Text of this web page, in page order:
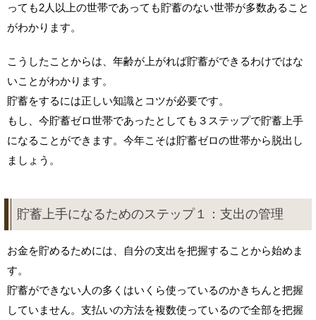
っても2人以上の世帯であっても貯蓄のない世帯が多数あること
がわかります。
こうしたことからは、年齢が上がれば貯蓄ができるわけではな
いことがわかります。
貯蓄をするには正しい知識とコツが必要です。
もし、今貯蓄ゼロ世帯であったとしても３ステップで貯蓄上手
になることができます。今年こそは貯蓄ゼロの世帯から脱出し
ましょう。
貯蓄上手になるためのステップ１：支出の管理
お金を貯めるためには、自分の支出を把握することから始めま
す。
貯蓄ができない人の多くはいくら使っているのかきちんと把握
していません。支払いの方法を複数使っているので全部を把握